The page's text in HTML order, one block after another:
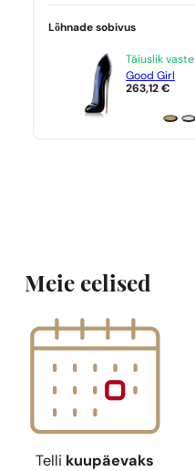
Lõhnade sobivus
Täiuslik vaste
Good Girl
263,12€
Meie eelised
Telli kuupäevaks